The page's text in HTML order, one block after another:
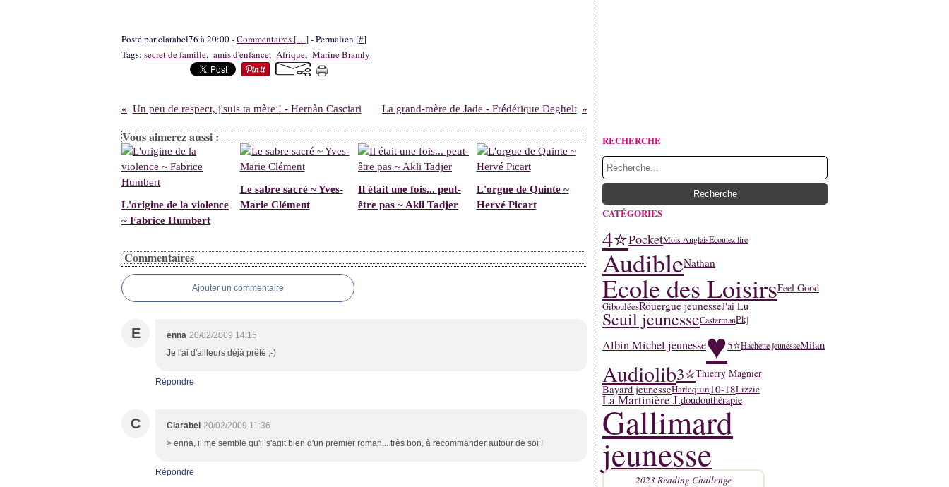
Posté par clarabel76 à 20:00 -Commentaires […]- Permalien [#]
Tags: secret de famille, amis d'enfance, Afrique, Marine Bramly
Un peu de respect, j'suis ta mère ! - Hernàn Casciari La grand-mère de Jade - Frédérique Deghelt
Vous aimerez aussi :
L'origine de la violence
~ Fabrice Humbert
Le sabre sacré ~ Yves-
Marie Clément
Il était une fois... peut-
être pas ~ Akli Tadjer
L'orgue de Quinte ~
Hervé Picart
Commentaires
Ajouter un commentaire
E enna 20/02/2009 14:15
Je l'ai d'ailleurs déjà prêté ;-)
Répondre
C Clarabel 20/02/2009 11:36
> enna, il me semble qu'il s'agit bien d'un premier roman... très bon, à recommander autour de soi !
Répondre
RECHERCHE
CATÉGORIES
4⭐PocketMois AnglaisEcoutez lire
AudibleNathan
Ecole des LoisirsFeel Good
GibouléesRouergue jeunesseJ'ai Lu
Seuil jeunesseCastermanPkj
Albin Michel jeunesse♥5⭐Hachette jeunesseMilan
Audiolib3⭐Thierry Magnier
Bayard jeunesseHarlequin10-18Lizzie
La Martinière J.doudouthérapie
Gallimard
jeunesse
2023 Reading Challenge